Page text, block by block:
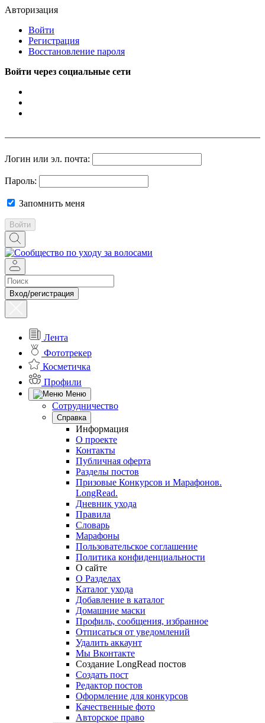
Авторизация
Войти
Регистрация
Восстановление пароля
Войти через социальные сети
Логин или эл. почта:
Пароль:
Запомнить меня
Войти
Вход/регистрация
Лента
Фототрекер
Косметичка
Профили
Меню
Сотрудничество
Справка
Информация
О проекте
Контакты
Публичная оферта
Разделы постов
Призовые Конкурсов и Марафонов.
LongRead.
Дневник ухода
Правила
Словарь
Марафоны
Пользовательское соглашение
Политика конфиденциальности
О сайте
О Разделах
Каталог ухода
Добавление в каталог
Домашние маски
Профиль, сообщения, избранное
Отписаться от уведомлений
Удалить аккаунт
Мы Вконтакте
Создание LongRead постов
Создать пост
Редактор постов
Оформление для конкурсов
Качественные фото
Авторское право